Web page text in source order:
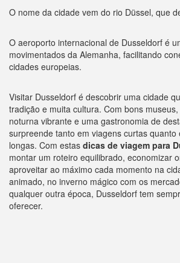
O nome da cidade vem do rio Düssel, que
O aeroporto internacional de Dusseldorf é
movimentados da Alemanha, facilitando
cidades europeias.
Visitar Dusseldorf é descobrir uma cidade
tradição e muita cultura. Com bons
noturna vibrante e uma gastronomia de
surpreende tanto em viagens curtas quanto
longas. Com estas dicas de viagem para
montar um roteiro equilibrado, economizar
aproveitar ao máximo cada momento na
animado, no inverno mágico com os
qualquer outra época, Dusseldorf tem
oferecer.